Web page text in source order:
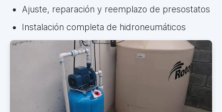
Ajuste, reparación y reemplazo de presostatos
Instalación completa de hidroneumáticos